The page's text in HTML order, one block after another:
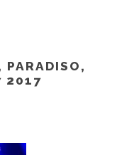
PARADISO,
2017